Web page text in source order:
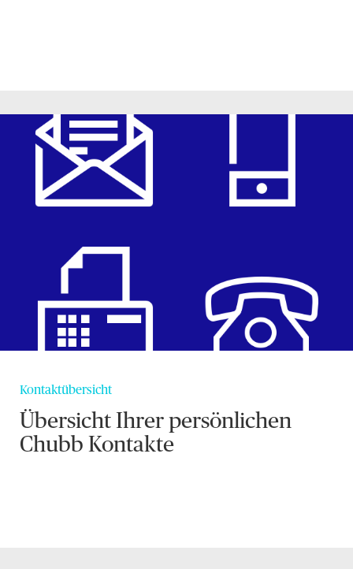
Kontaktübersicht
Übersicht Ihrer persönlichen
Chubb Kontakte